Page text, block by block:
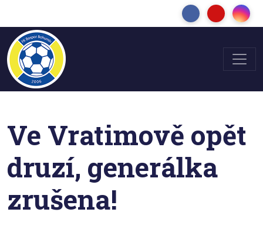
Ve Vratimově opět
druzí, generálka
zrušena!